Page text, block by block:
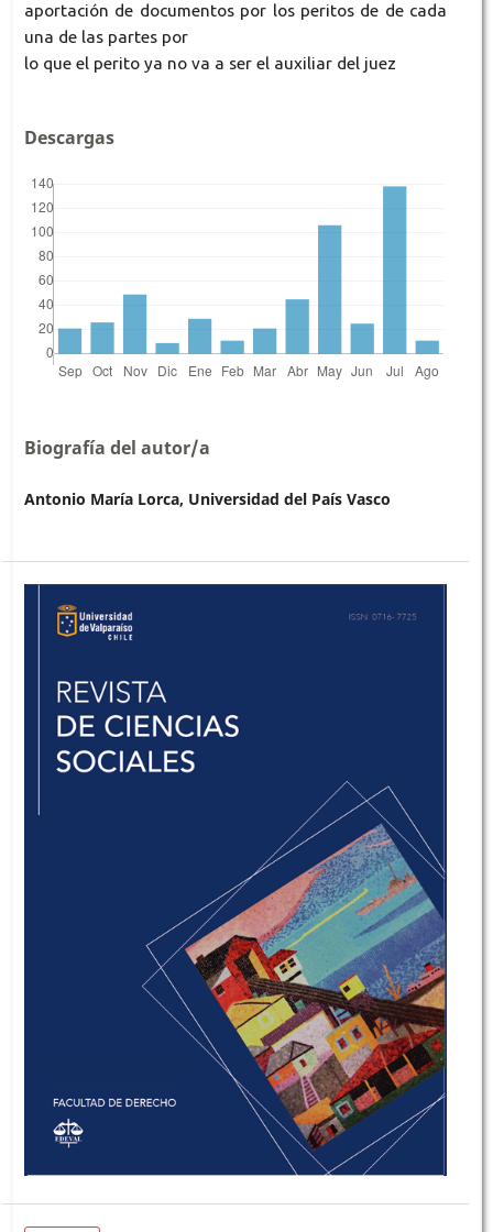
aportación de documentos por los peritos de de cada
una de las partes por
lo que el perito ya no va a ser el auxiliar del juez
Descargas
Biografía del autor/a
Antonio María Lorca, Universidad del País Vasco